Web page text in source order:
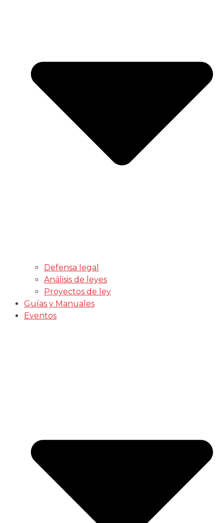
Defensa legal
Análisis de leyes
Proyectos de ley
Guías y Manuales
Eventos